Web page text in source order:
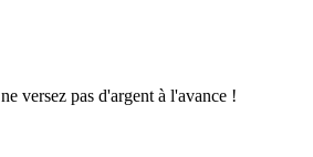
versez pas d'argent à l'avance !